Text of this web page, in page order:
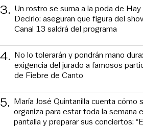
3. Un rostro se suma a la poda de Hay
Decirlo: aseguran que figura del
Canal 13 saldrá del programa
4. No lo tolerarán y pondrán mano
exigencia del jurado a famosos
de Fiebre de Canto
5. María José Quintanilla cuenta cómo
organiza para estar toda la semana
pantalla y preparar sus conciertos: